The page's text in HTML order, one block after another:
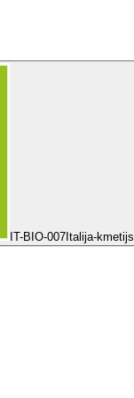
IT-BIO-007 Italija-